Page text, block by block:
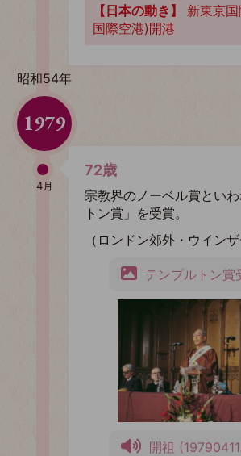
【日本の動き】
新東京
国際空港)開港
昭和54年
1979
4月
72歳
宗教界のノーベル賞とい
トン賞」を受賞。
（ロンドン郊外・ウインザ